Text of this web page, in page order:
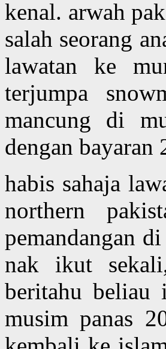
kenal. arwah
salah seorang
lawatan ke
terjumpa
mancung di
dengan bayaran
habis sahaja
northern
pemandangan
nak ikut
beritahu beliau
musim panas